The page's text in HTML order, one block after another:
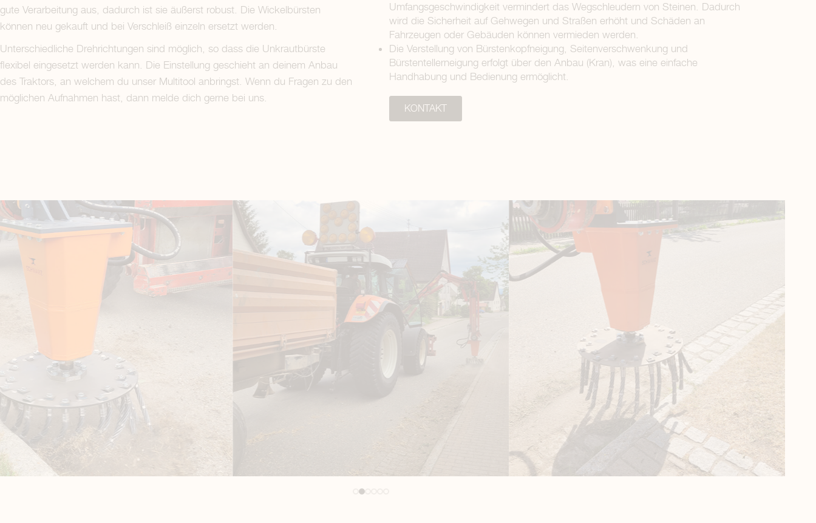
gute Verarbeitung aus, dadurch ist sie äußerst robust. Die Wickelbürsten
können neu gekauft und bei Verschleiß einzeln ersetzt werden.
Unterschiedliche Drehrichtungen sind möglich, so dass die Unkrautbürste
flexibel eingesetzt werden kann. Die Einstellung geschieht an deinem Anbau
des Traktors, an welchem du unser Multitool anbringst. Wenn du Fragen zu den
möglichen Aufnahmen hast, dann melde dich gerne bei uns.
Umfangsgeschwindigkeit vermindert das Wegschleudern von Steinen. Dadurch
wird die Sicherheit auf Gehwegen und Straßen erhöht und Schäden an
Fahrzeugen oder Gebäuden können vermieden werden.
Die Verstellung von Bürstenkopfneigung, Seitenverschwenkung und
Bürstentellerneigung erfolgt über den Anbau (Kran), was eine einfache
Handhabung und Bedienung ermöglicht.
KONTAKT